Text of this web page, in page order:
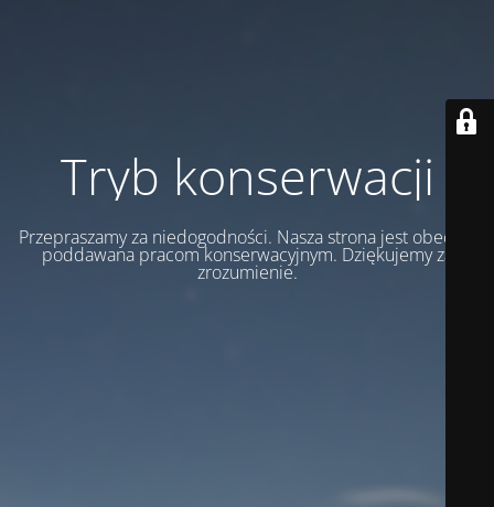
Tryb konserwacji
Przepraszamy za niedogodności. Nasza strona jest obecnie
poddawana pracom konserwacyjnym. Dziękujemy za
zrozumienie.